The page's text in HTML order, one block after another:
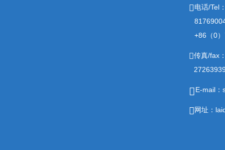
电话/Tel
+86（0
传真/fax
E-mail：
网址：